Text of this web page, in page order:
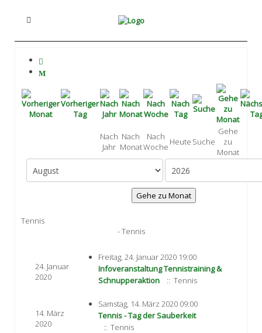
Nach
Jahr
Nach
Monat
Nach
Woche Heute Suche
Gehe
zu
Monat
Gehe zu Monat
Tennis
- Tennis
24. Januar
2020
Freitag, 24. Januar 2020 19:00
Infoveranstaltung Tennistraining &
Schnupperaktion
:: Tennis
14. März
2020
Samstag, 14. März 2020 09:00
Tennis - Tag der Sauberkeit
:: Tennis